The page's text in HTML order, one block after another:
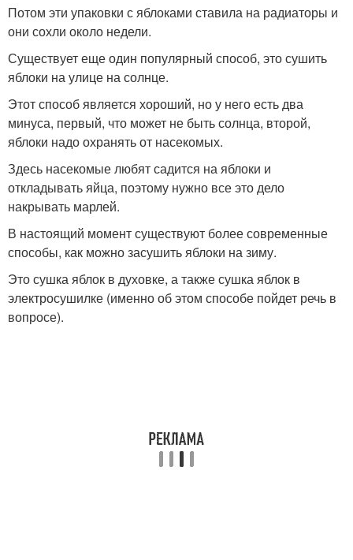
Потом эти упаковки с яблоками ставила на радиаторы и
они сохли около недели.
Существует еще один популярный способ, это сушить
яблоки на улице на солнце.
Этот способ является хороший, но у него есть два
минуса, первый, что может не быть солнца, второй,
яблоки надо охранять от насекомых.
Здесь насекомые любят садится на яблоки и
откладывать яйца, поэтому нужно все это дело
накрывать марлей.
В настоящий момент существуют более современные
способы, как можно засушить яблоки на зиму.
Это сушка яблок в духовке, а также сушка яблок в
электросушилке (именно об этом способе пойдет речь в
вопросе).